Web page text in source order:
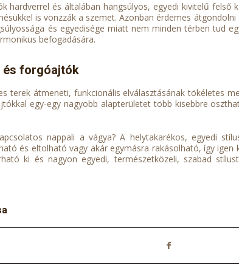
hardverrel és általában hangsúlyos, egyedi kivitelű felső
is vonzzák a szemet. Azonban érdemes
és egyedisége miatt nem minden térben tud
befogadására.
és forgóajtók
terek átmeneti, funkcionális elválasztásának tökéletes
egy-egy nagyobb alapterületet több kisebbre
nappali a vágya? A helytakarékos, egyedi
és eltolható vagy akár egymásra rakásolható, így igen
ki és nagyon egyedi, természetközeli, szabad